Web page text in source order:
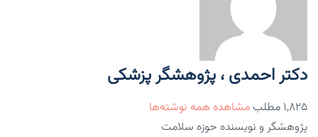
دکتر احمدی ، پژوهشگر پزشکی
۱,۸۲۵ مطلب
مشاهده همه نوشته‌ها
پژوهشگر و نویسنده حوزه سلامت